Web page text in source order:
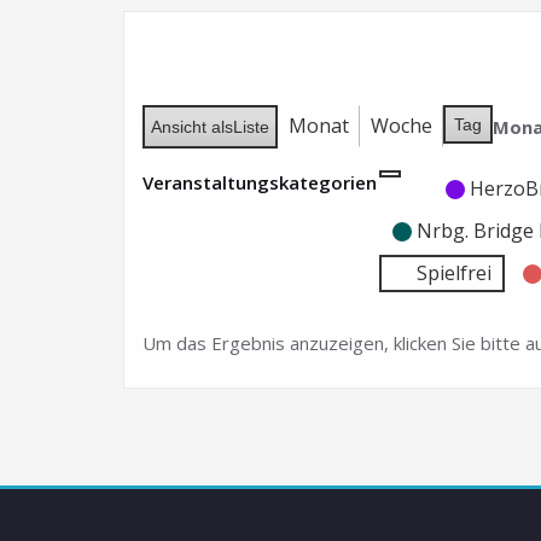
Ansicht alsListe Monat Woche Tag
Veranstaltungskategorien
Kategorie
ohne
Titel
Kategorie
ohne
Titel
Nrbg. Bridge
Spielfrei
Um das Ergebnis anzuzeigen, klicken Sie bitte